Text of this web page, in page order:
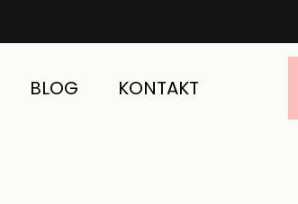
BLOG KONTAKT